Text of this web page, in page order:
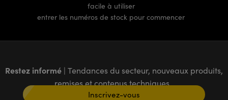
facile à utiliser
entrer les numéros de stock pour commencer
Restez informé | Tendances du secteur, nouveaux produits,
remises et contenus techniques
Inscrivez-vous